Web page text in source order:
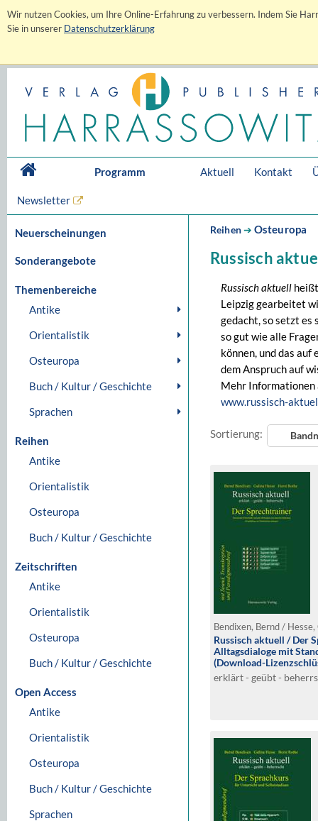
Wir nutzen Cookies, um Ihre Online-Erfahrung zu verbessern. Indem Sie
Sie in unserer Datenschutzerklärung
Programm Aktuell Kontakt
Newsletter
Neuerscheinungen
Sonderangebote
Themenbereiche
Antike
Orientalistik
Osteuropa
Buch / Kultur / Geschichte
Sprachen
Reihen
Antike
Orientalistik
Osteuropa
Buch / Kultur / Geschichte
Zeitschriften
Antike
Orientalistik
Osteuropa
Buch / Kultur / Geschichte
Open Access
Antike
Orientalistik
Osteuropa
Buch / Kultur / Geschichte
Sprachen
Reihen➔ Osteuropa
Russisch
Russisch aktuell
Leipzig gearbeitet
gedacht, so setzt es
so gut wie alle
können, und das
dem Anspruch auf
Mehr Informationen
www.russisch-
Sortierung:
Bendixen, Bernd /
Russisch aktuell / Der
Alltagsdialoge mit
(Download-
erklärt - geübt -